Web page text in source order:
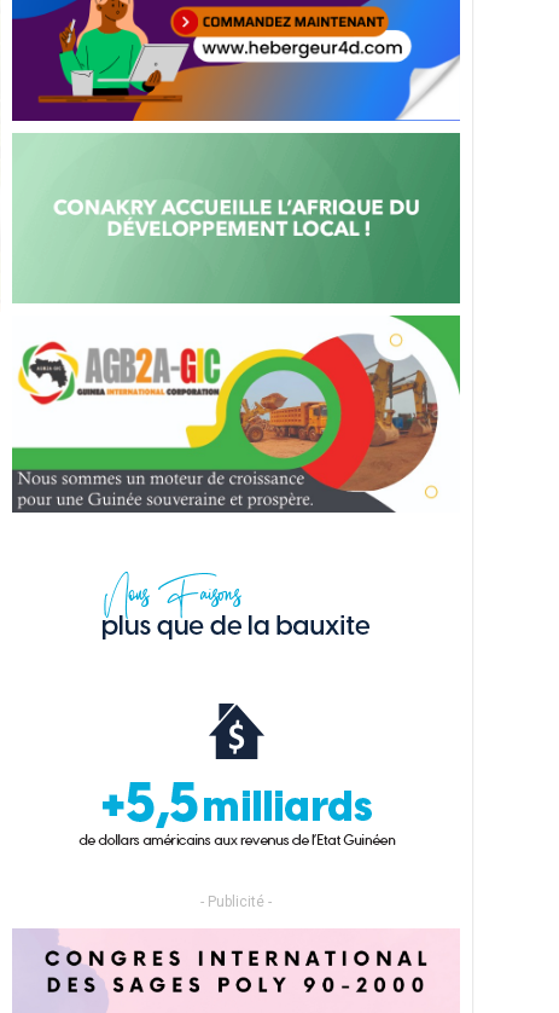
- Publicité -